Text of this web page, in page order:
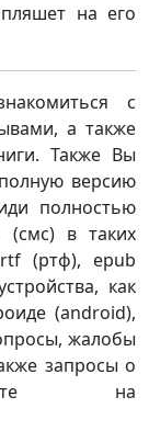
на его
с
а также
Также Вы
версию
полностью
(смс) в таких
(ртф), epub
как
(android),
жалобы
запросы о
на